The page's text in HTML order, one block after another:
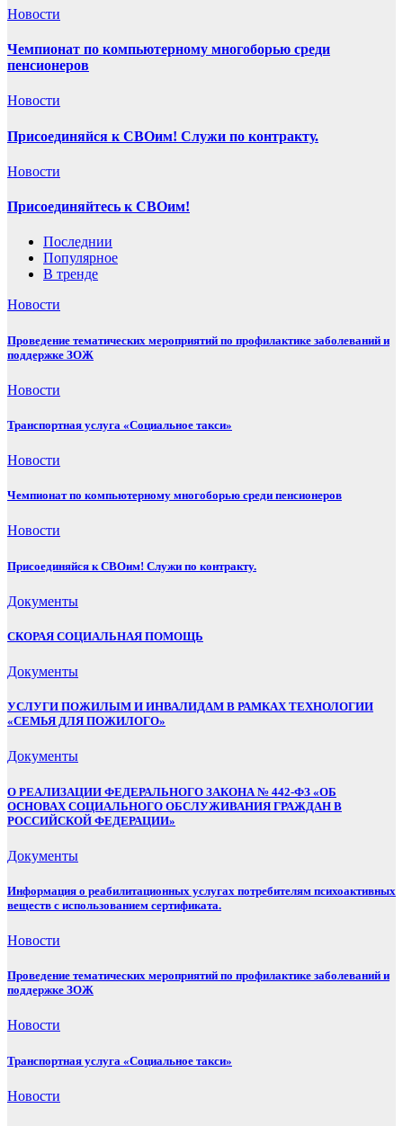
Новости
Чемпионат по компьютерному многоборью среди
пенсионеров
Новости
Присоединяйся к СВОим! Служи по контракту.
Новости
Присоединяйтесь к СВОим!
Последнии
Популярное
В тренде
Новости
Проведение тематических мероприятий по профилактике заболеваний и
поддержке ЗОЖ
Новости
Транспортная услуга «Социальное такси»
Новости
Чемпионат по компьютерному многоборью среди пенсионеров
Новости
Присоединяйся к СВОим! Служи по контракту.
Документы
СКОРАЯ СОЦИАЛЬНАЯ ПОМОЩЬ
Документы
УСЛУГИ ПОЖИЛЫМ И ИНВАЛИДАМ В РАМКАХ ТЕХНОЛОГИИ
«СЕМЬЯ ДЛЯ ПОЖИЛОГО»
Документы
О РЕАЛИЗАЦИИ ФЕДЕРАЛЬНОГО ЗАКОНА № 442-ФЗ «ОБ
ОСНОВАХ СОЦИАЛЬНОГО ОБСЛУЖИВАНИЯ ГРАЖДАН В
РОССИЙСКОЙ ФЕДЕРАЦИИ»
Документы
Информация о реабилитационных услугах потребителям психоактивных
веществ с использованием сертификата.
Новости
Проведение тематических мероприятий по профилактике заболеваний и
поддержке ЗОЖ
Новости
Транспортная услуга «Социальное такси»
Новости